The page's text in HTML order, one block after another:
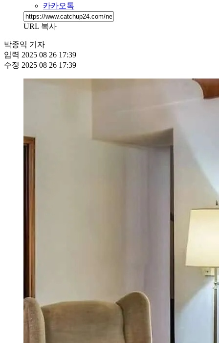
카카오톡
URL 복사
박종익 기자
입력 2025 08 26 17:39
수정 2025 08 26 17:39